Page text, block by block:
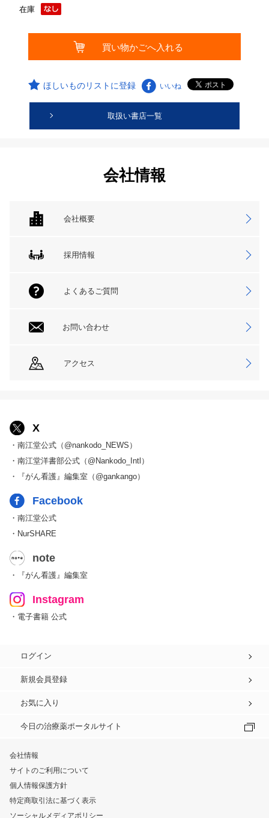
在庫
ほしいものリストに登録 いいね
取扱い書店一覧
会社情報
会社概要
採用情報
よくあるご質問
お問い合わせ
アクセス
X
・南江堂公式（@nankodo_NEWS）
・南江堂洋書部公式（@Nankodo_Intl）
・『がん看護』編集室（@gankango）
Facebook
・南江堂公式
・NurSHARE
note
・『がん看護』編集室
Instagram
・電子書籍 公式
ログイン
新規会員登録
お気に入り
今日の治療薬ポータルサイト
会社情報
サイトのご利用について
個人情報保護方針
特定商取引法に基づく表示
ソーシャルメディアポリシー